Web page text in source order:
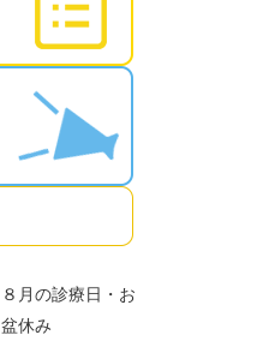
８月の診療日・お
盆休み